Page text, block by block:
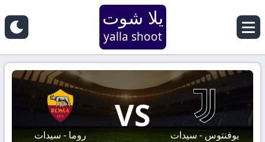
يلا شوت
yalla shoot
يوفنتوس - سيدات
VS
روما - سيدات